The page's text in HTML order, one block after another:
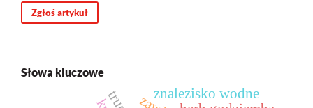
Zgłoś artykuł
Słowa kluczowe
znalezisko wodne